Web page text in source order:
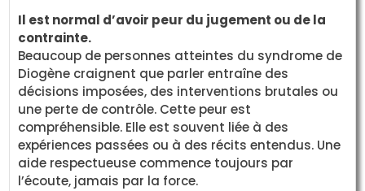
Il est normal d’avoir peur du jugement ou de la
contrainte.
Beaucoup de personnes atteintes du syndrome de
Diogène craignent que parler entraîne des
décisions imposées, des interventions brutales ou
une perte de contrôle. Cette peur est
compréhensible. Elle est souvent liée à des
expériences passées ou à des récits entendus. Une
aide respectueuse commence toujours par
l’écoute, jamais par la force.